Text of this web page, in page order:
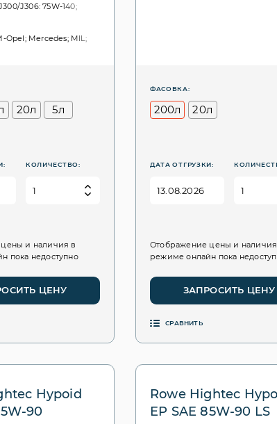
J306: 75W-140;
Opel; Mercedes; MIL;
20л
5л
КОЛИЧЕСТВО:
и наличия в
пока недоступно
ЦЕНУ
ФАСОВКА:
200л 20л
ДАТА ОТГРУЗКИ:
Отображение цены и наличия
режиме онлайн пока
ЗАПРОСИТЬ ЦЕНУ
СРАВНИТЬ
Hypoid
90
Rowe Hightec
EP SAE 85W-90 LS